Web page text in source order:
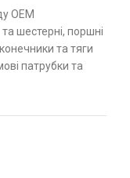
ОЕМ
шестерні, поршні
та тяги
патрубки та